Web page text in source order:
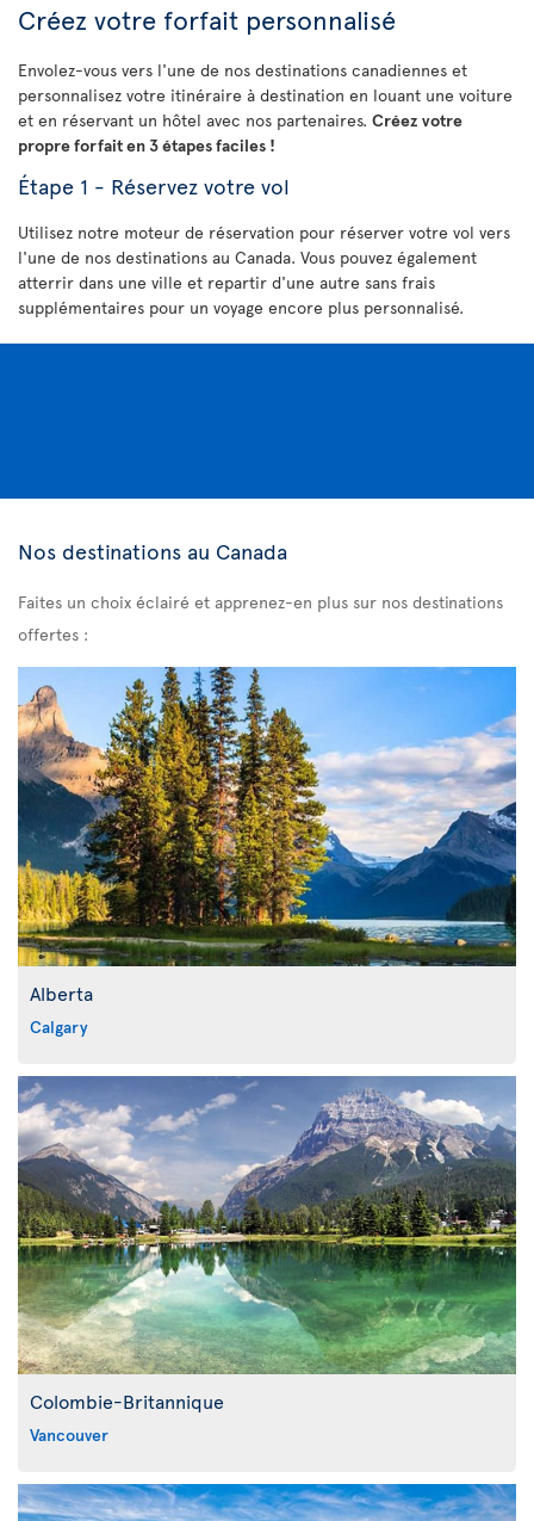
Créez votre forfait personnalisé
Envolez-vous vers l'une de nos destinations canadiennes et
personnalisez votre itinéraire à destination en louant une voiture
et en réservant un hôtel avec nos partenaires. Créez votre
propre forfait en 3 étapes faciles !
Étape 1 - Réservez votre vol
Utilisez notre moteur de réservation pour réserver votre vol vers
l'une de nos destinations au Canada. Vous pouvez également
atterrir dans une ville et repartir d'une autre sans frais
supplémentaires pour un voyage encore plus personnalisé.
Nos destinations au Canada
Faites un choix éclairé et apprenez-en plus sur nos destinations
offertes :
Alberta
Calgary
Colombie-Britannique
Vancouver